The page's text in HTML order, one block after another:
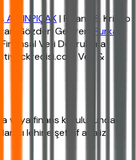
ALTINPIÇAK| Finans & Kripto
Gözden Geçiren:
Furkan
Veri Doğrulama
Veri &
veya finans kuruluşundan
lehine şeffaf analiz